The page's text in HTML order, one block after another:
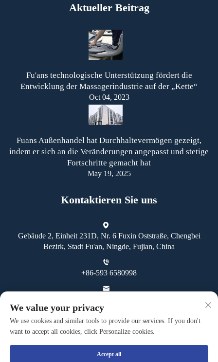
Aktueller Beitrag
Fu'ans technologische Unterstützung fördert die
Entwicklung der Massagerindustrie auf der „Kette“
Oct 04, 2023
Fuans Außenhandel hat Durchhaltevermögen gezeigt,
indem er sich an die Veränderungen angepasst und stetige
Fortschritte gemacht hat
May 19, 2025
Kontaktieren Sie uns
Gebäude 2, Einheit 231D, Nr. 6 Fuxin Oststraße, Chengbei
Bezirk, Stadt Fu'an, Ningde, Fujian, China
+86-593 6580998
We value your privacy
We use cookies and similar tools to provide our services. If you don't
want to accept all cookies, click Personalize cookies.
Accept all